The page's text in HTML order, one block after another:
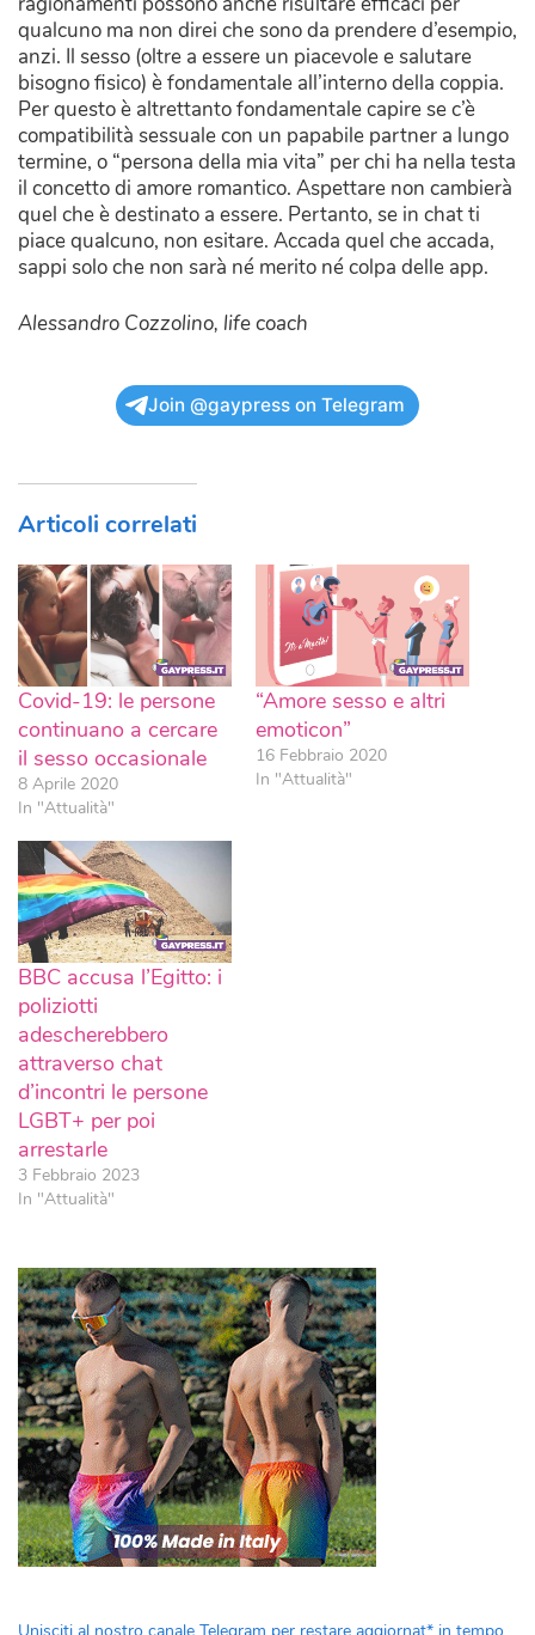
qualcuno ma non direi che sono da prendere d’esempio,
anzi. Il sesso (oltre a essere un piacevole e salutare
bisogno fisico) è fondamentale all’interno della coppia.
Per questo è altrettanto fondamentale capire se c’è
compatibilità sessuale con un papabile partner a lungo
termine, o “persona della mia vita” per chi ha nella testa
il concetto di amore romantico. Aspettare non cambierà
quel che è destinato a essere. Pertanto, se in chat ti
piace qualcuno, non esitare. Accada quel che accada,
sappi solo che non sarà né merito né colpa delle app.
Alessandro Cozzolino, life coach
Join @gaypress on Telegram
Articoli correlati
Covid-19: le persone
continuano a cercare
il sesso occasionale
8 Aprile 2020
In "Attualità"
“Amore sesso e altri
emoticon”
16 Febbraio 2020
In "Attualità"
BBC accusa l’Egitto: i
poliziotti
adescherebbero
attraverso chat
d’incontri le persone
LGBT+ per poi
arrestarle
3 Febbraio 2023
In "Attualità"